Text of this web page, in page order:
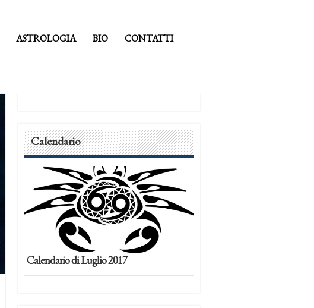
ASTROLOGIA BIO CONTATTI
Calendario
Calendario di Luglio 2017